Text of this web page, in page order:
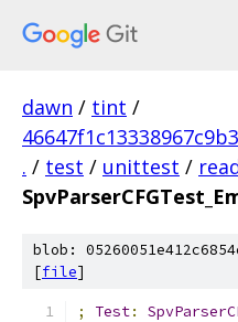
dawn / tint /
. / test / unittest /
blob:
[file]
; Test: